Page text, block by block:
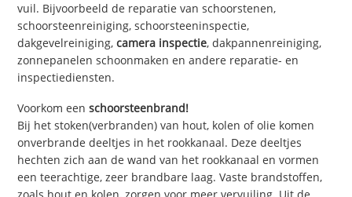
vuil. Bijvoorbeeld de reparatie van schoorstenen,
schoorsteenreiniging, schoorsteeninspectie,
dakgevelreiniging,camera inspectie, dakpannenreiniging,
zonnepanelen schoonmaken en andere reparatie- en
inspectiediensten.
Voorkom eenschoorsteenbrand!
Bij het stoken(verbranden) van hout, kolen of olie komen
onverbrande deeltjes in het rookkanaal. Deze deeltjes
hechten zich aan de wand van het rookkanaal en vormen
een teerachtige, zeer brandbare laag. Vaste brandstoffen,